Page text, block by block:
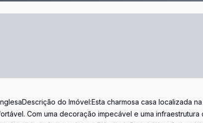
do Imóvel:Esta charmosa casa localizada
Com uma decoração impecável e uma